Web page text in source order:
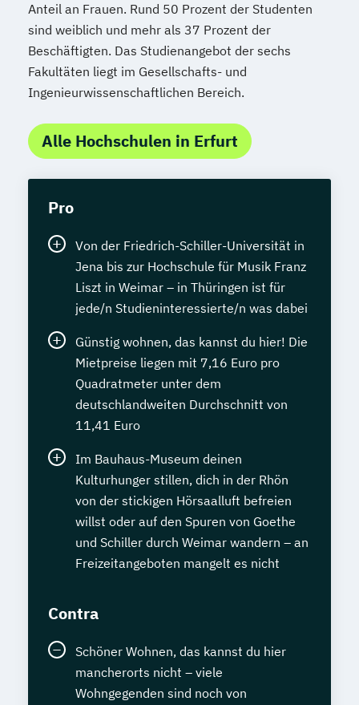
Anteil an Frauen. Rund 50 Prozent der Studenten
sind weiblich und mehr als 37 Prozent der
Beschäftigten. Das Studienangebot der sechs
Fakultäten liegt im Gesellschafts- und
Ingenieurwissenschaftlichen Bereich.
Alle Hochschulen in Erfurt
Pro
Von der Friedrich-Schiller-Universität in
Jena bis zur Hochschule für Musik Franz
Liszt in Weimar – in Thüringen ist für
jede/n Studieninteressierte/n was dabei
Günstig wohnen, das kannst du hier! Die
Mietpreise liegen mit 7,16 Euro pro
Quadratmeter unter dem
deutschlandweiten Durchschnitt von
11,41 Euro
Im Bauhaus-Museum deinen
Kulturhunger stillen, dich in der Rhön
von der stickigen Hörsaalluft befreien
willst oder auf den Spuren von Goethe
und Schiller durch Weimar wandern – an
Freizeitangeboten mangelt es nicht
Contra
Schöner Wohnen, das kannst du hier
mancherorts nicht – viele
Wohngegenden sind noch von